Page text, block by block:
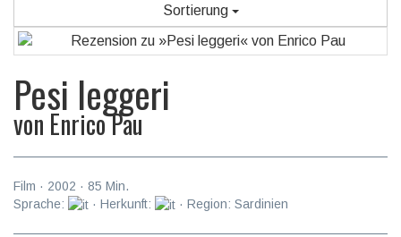
Sortierung
Pesi leggeri
von Enrico Pau
Film · 2002 · 85 Min.
Sprache:
· Herkunft: · Region: Sardinien